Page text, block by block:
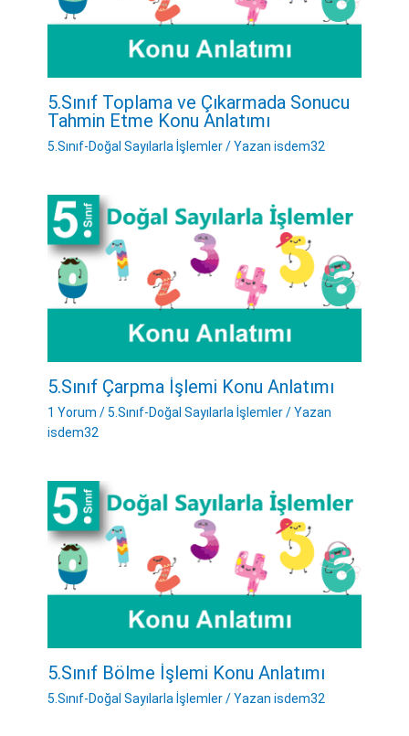
5.Sınıf Toplama ve Çıkarmada Sonucu
Tahmin Etme Konu Anlatımı
5.Sınıf-Doğal Sayılarla İşlemler/ Yazan isdem32
5.Sınıf Çarpma İşlemi Konu Anlatımı
1 Yorum /5.Sınıf-Doğal Sayılarla İşlemler/ Yazan
isdem32
5.Sınıf Bölme İşlemi Konu Anlatımı
5.Sınıf-Doğal Sayılarla İşlemler/ Yazan isdem32